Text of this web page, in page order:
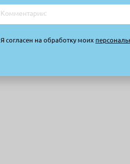
Я согласен на обработку моих